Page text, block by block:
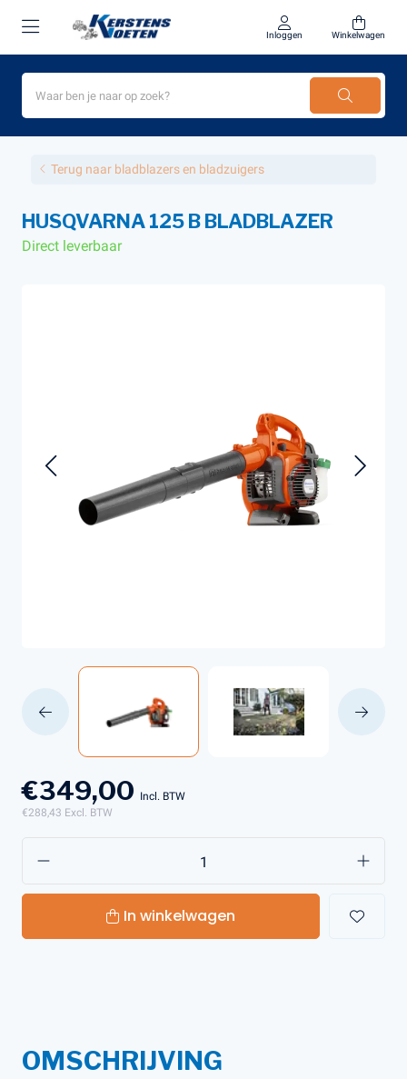
Inloggen Winkelwagen
Terug naar bladblazers en bladzuigers
HUSQVARNA 125 B BLADBLAZER
Direct leverbaar
€349,00 Incl. BTW
€288,43 Excl. BTW
In winkelwagen
OMSCHRIJVING